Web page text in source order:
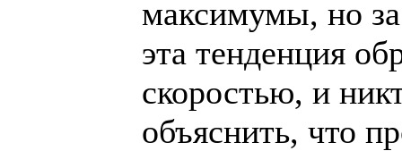
максимумы, но за
эта тенденция
скоростью, и
объяснить, что